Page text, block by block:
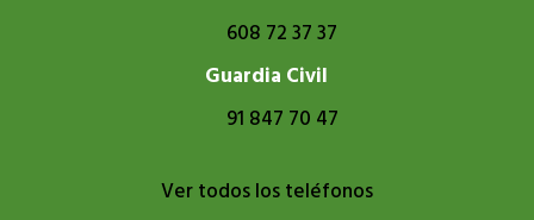
608 72 37 37
Guardia Civil
91 847 70 47
Ver todos los teléfonos